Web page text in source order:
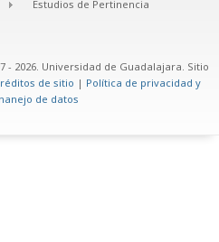
Estudios de Pertinencia
- 2026. Universidad de Guadalajara. Sitio
de sitio | Política de privacidad y
de datos